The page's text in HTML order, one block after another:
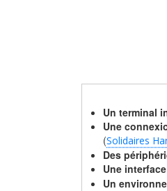
Un terminal
Une
(Solidaires
Des
Une
Un